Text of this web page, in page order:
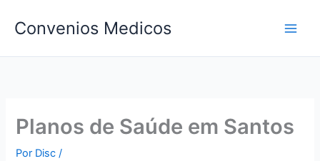
para
conteúdo
Convenios Medicos
Planos de Saúde em Santos
Por Disc/